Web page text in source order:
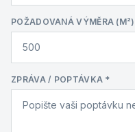
POŽADOVANÁ VÝMĚRA (M²)
ZPRÁVA / POPTÁVKA *